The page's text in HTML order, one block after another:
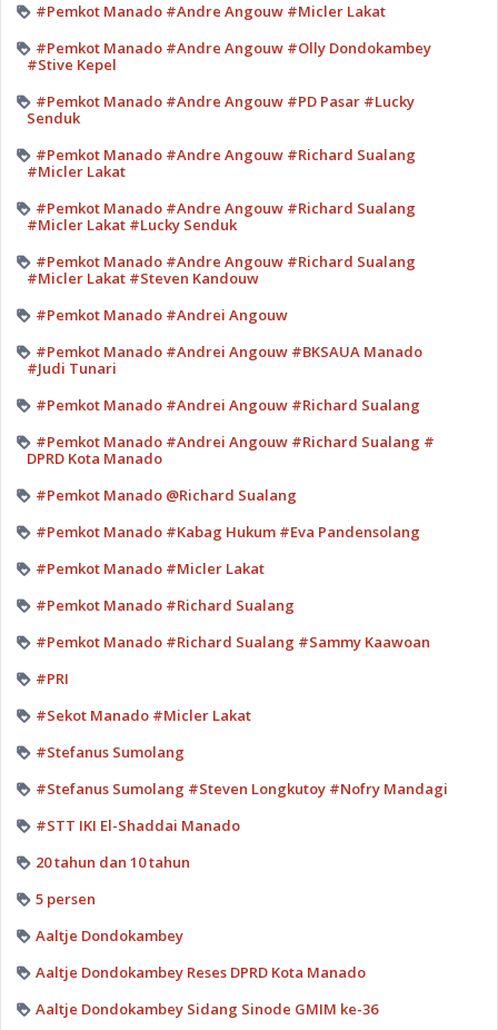
#Pemkot Manado #Andre Angouw #Micler Lakat
#Pemkot Manado #Andre Angouw #Olly Dondokambey
#Stive Kepel
#Pemkot Manado #Andre Angouw #PD Pasar #Lucky
Senduk
#Pemkot Manado #Andre Angouw #Richard Sualang
#Micler Lakat
#Pemkot Manado #Andre Angouw #Richard Sualang
#Micler Lakat #Lucky Senduk
#Pemkot Manado #Andre Angouw #Richard Sualang
#Micler Lakat #Steven Kandouw
#Pemkot Manado #Andrei Angouw
#Pemkot Manado #Andrei Angouw #BKSAUA Manado
#Judi Tunari
#Pemkot Manado #Andrei Angouw #Richard Sualang
#Pemkot Manado #Andrei Angouw #Richard Sualang #
DPRD Kota Manado
#Pemkot Manado @Richard Sualang
#Pemkot Manado #Kabag Hukum #Eva Pandensolang
#Pemkot Manado #Micler Lakat
#Pemkot Manado #Richard Sualang
#Pemkot Manado #Richard Sualang #Sammy Kaawoan
#PRI
#Sekot Manado #Micler Lakat
#Stefanus Sumolang
#Stefanus Sumolang #Steven Longkutoy #Nofry Mandagi
#STT IKI El-Shaddai Manado
20 tahun dan 10 tahun
5 persen
Aaltje Dondokambey
Aaltje Dondokambey Reses DPRD Kota Manado
Aaltje Dondokambey Sidang Sinode GMIM ke-36